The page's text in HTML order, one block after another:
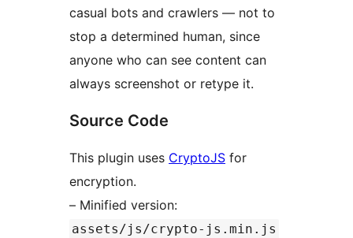
casual bots and crawlers — not to
stop a determined human, since
anyone who can see content can
always screenshot or retype it.
Source Code
This plugin uses CryptoJS for
encryption.
– Minified version:
assets/js/crypto-js.min.js